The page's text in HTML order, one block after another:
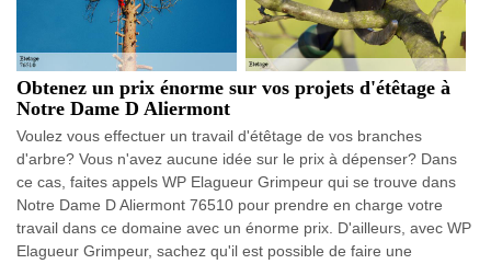
Obtenez un prix énorme sur vos projets d'étêtage à
Notre Dame D Aliermont
Voulez vous effectuer un travail d'étêtage de vos branches
d'arbre? Vous n'avez aucune idée sur le prix à dépenser? Dans
ce cas, faites appels WP Elagueur Grimpeur qui se trouve dans
Notre Dame D Aliermont 76510 pour prendre en charge votre
travail dans ce domaine avec un énorme prix. D'ailleurs, avec WP
Elagueur Grimpeur, sachez qu'il est possible de faire une